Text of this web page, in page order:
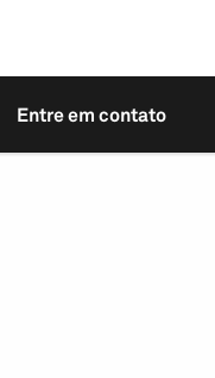
Entre em contato